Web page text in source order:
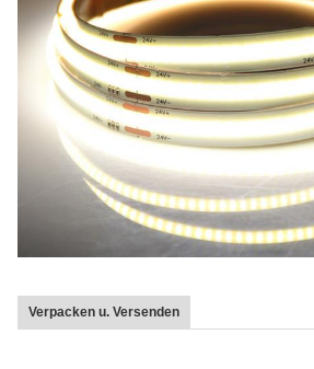
Verpacken u. Versenden